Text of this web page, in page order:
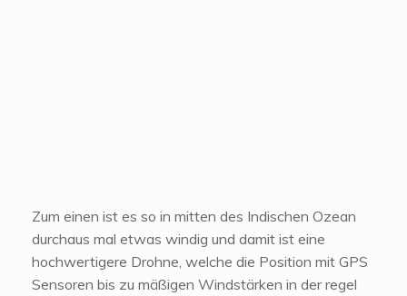
Zum einen ist es so in mitten des Indischen Ozean
durchaus mal etwas windig und damit ist eine
hochwertigere Drohne, welche die Position mit GPS
Sensoren bis zu mäßigen Windstärken in der regel